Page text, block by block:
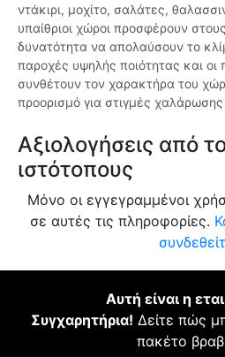
ντάκιρι, μοχίτο, σαλάτες,
υπαίθριοι χώροι προσφέρουν
δυνατότητα να απολαύσουν το
παροχές υψηλής ποιότητας και οι
συνθέτουν τον χαρακτήρα του
προορισμό για στιγμές
Αξιολογήσεις από
ιστότοπους
Μόνο οι εγγεγραμμένοι
σε αυτές τις πληροφορίες.
Αυτή είναι η
Συγχαρητήρια! Δείτε πώς
πακέτο